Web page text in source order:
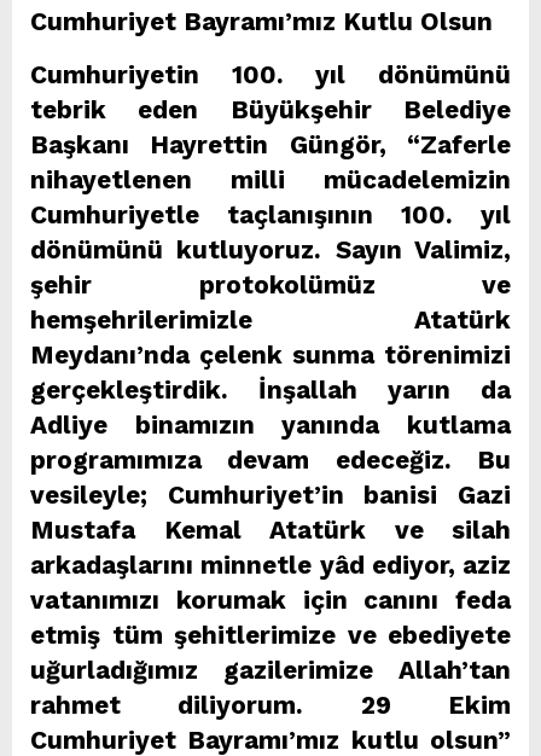
Cumhuriyet Bayramı’mız Kutlu Olsun
Cumhuriyetin 100. yıl dönümünü
tebrik eden Büyükşehir Belediye
Başkanı Hayrettin Güngör, “Zaferle
nihayetlenen milli mücadelemizin
Cumhuriyetle taçlanışının 100. yıl
dönümünü kutluyoruz. Sayın Valimiz,
şehir protokolümüz ve
hemşehrilerimizle Atatürk
Meydanı’nda çelenk sunma törenimizi
gerçekleştirdik. İnşallah yarın da
Adliye binamızın yanında kutlama
programımıza devam edeceğiz. Bu
vesileyle; Cumhuriyet’in banisi Gazi
Mustafa Kemal Atatürk ve silah
arkadaşlarını minnetle yâd ediyor, aziz
vatanımızı korumak için canını feda
etmiş tüm şehitlerimize ve ebediyete
uğurladığımız gazilerimize Allah’tan
rahmet diliyorum. 29 Ekim
Cumhuriyet Bayramı’mız kutlu olsun”